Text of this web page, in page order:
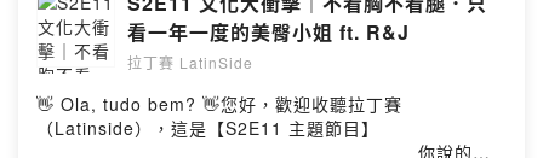
terrytyelee作曲： terrytyelee, Julia Wu 吳卓源製作：
terrytyelee發行： ChynaHouse授權：
https://creativecommons.org/licenses/by-
片尾曲:É isso Ai （拉丁賽主持人。Rafael）編曲：
Music Time 版權音樂團隊作曲： Music Time 版權音樂
bonito é
você.___________________________________■ 本
集來賓資訊：📌Instagram：
https://www.instagram.com/dcspinalreflex/歡迎來追
蹤、留言互動~■ 本集合作團隊：- Rafael - 節目製作：主
持、剪輯師- Juliana - 節目企劃：副主持、行銷、執行-
開始賽跑？29:22 美洲豹對於馬雅文化圖騰之象徵32:50
可可豆就是我們的貨幣33:50 馬雅曆法竟然是假
的....35:22 紀載在石碑上的末日預言201241:00 在台灣如
___________________________________請鎖定每
週二晚上20:30 “ 拉丁賽廣播節目“😎Travel around the
星人的後代，也曾有著2012的末日預言等等神秘傳說傳
說，為了揭開這神秘面紗，我們今天一定要帶大家好好探
究一翻，本主題分為上、下兩集
(S2E12/S2E13)______________________________
_____贊助商：本集感謝xxxxxxx贊助播出 (如果有就寫）
📌 本篇內文：https://latin-side.com/搜尋「瑪雅文化」或
看一年一度的美臀小姐 ft. R&J
拉丁賽 LatinSide
👋 Ola, tudo bem? 👋您好，歡迎收聽拉丁賽
（Latinside），這是【S2E11 主題節目】
___________________________________你說的美